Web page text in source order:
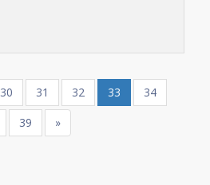
30 31 32 33
34
39 »